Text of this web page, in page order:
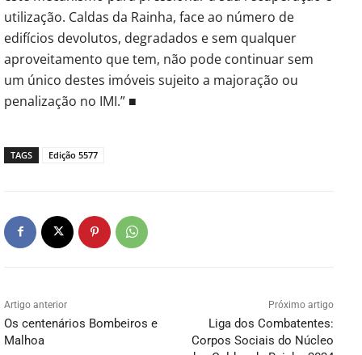
utilização. Caldas da Rainha, face ao número de
edifícios devolutos, degradados e sem qualquer
aproveitamento que tem, não pode continuar sem
um único destes imóveis sujeito a majoração ou
penalização no IMI.” ■
TAGS Edição 5577
Artigo anterior
Os centenários Bombeiros e
Malhoa
Próximo artigo
Liga dos Combatentes:
Corpos Sociais do Núcleo